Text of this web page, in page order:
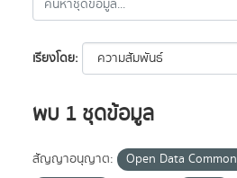
เรียงโดย
พบ 1 ชุดข้อมูล
สัญญาอนุญาต: Open Data Common